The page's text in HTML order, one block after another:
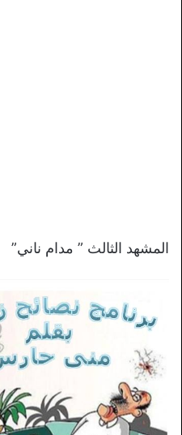
المشهد الثالث ” مدام ناني”